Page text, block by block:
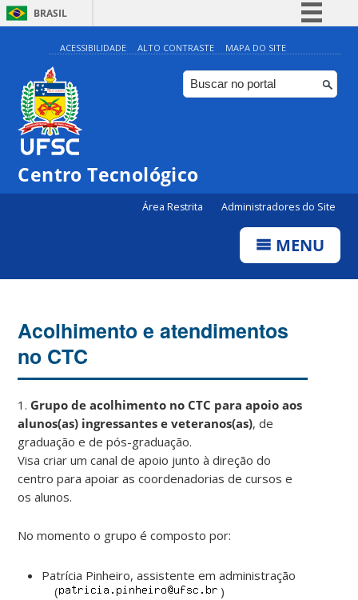
BRASIL
Simplifique!
Comunica BR
Participe
ACESSIBILIDADE ALTO CONTRASTE MAPA DO SITE
Centro Tecnológico
Área Restrita Administradores do Site
MENU
Acolhimento e atendimentos
no CTC
1. Grupo de acolhimento no CTC para apoio aos
alunos(as) ingressantes e veteranos(as), de
graduação e de pós-graduação.
Visa criar um canal de apoio junto à direção do
centro para apoiar as coordenadorias de cursos e
os alunos.
No momento o grupo é composto por:
Patrícia Pinheiro, assistente em administração
(
)